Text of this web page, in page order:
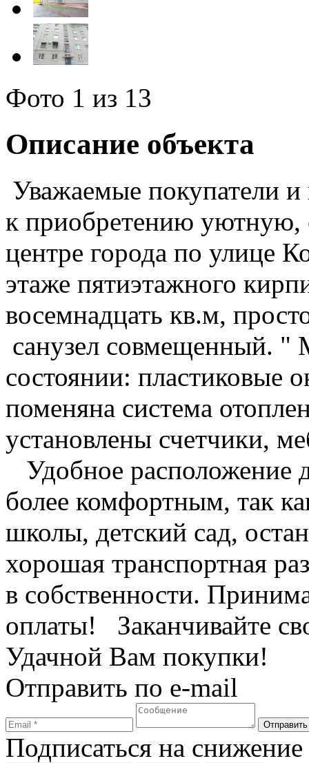
Фото 1 из 13
Описание объекта
Уважаемые покупатели и
к приобретению уютную,
центре города по улице
этаже пятиэтажного
восемнадцать кв.м,
санузел совмещенный.
состоянии: пластиковые
поменяна система
установлены счетчики,
Удобное расположение
более комфортным, так
школы, детский сад,
хорошая транспортная
в собственности.
оплаты! Заканчивайте
Удачной Вам покупки!
Отправить по e-mail
Подписаться на